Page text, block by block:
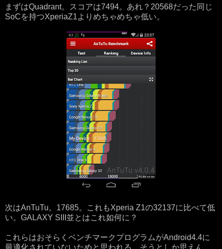
まずはQuadrant。スコアは7494。あれ？20568だった同じ
SoCを持つXperiaZ1よりめちゃめちゃ低い。
次はAnTuTu。17685。これもXperia Z1の32137に比べて低
い。GALAXY SIII並とはこれ如何に？
これらはおそらくベンチマークプログラムがAndroid4.4に
最適化されていないためと思われる。そうとしか思えん。